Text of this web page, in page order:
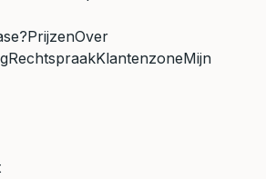
PrijzenOver
RechtspraakKlantenzoneMijn